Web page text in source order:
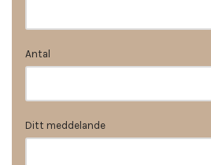
Antal
Ditt meddelande